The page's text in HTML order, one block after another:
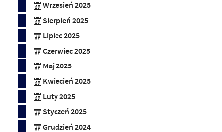
Wrzesień 2025
Sierpień 2025
Lipiec 2025
Czerwiec 2025
Maj 2025
Kwiecień 2025
Luty 2025
Styczeń 2025
Grudzień 2024